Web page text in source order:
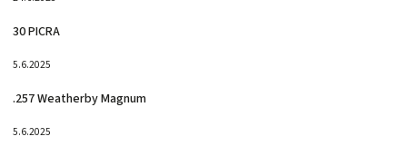
30 PICRA
5.6.2025
.257 Weatherby Magnum
5.6.2025